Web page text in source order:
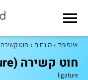
אינפומד מונחים חוט קשירה
חוט קשירה (ligature)
ligature